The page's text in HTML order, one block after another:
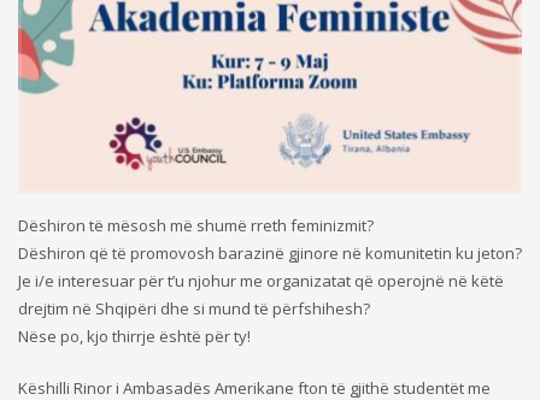
Dëshiron të mësosh më shumë rreth feminizmit?
Dëshiron që të promovosh barazinë gjinore në komunitetin ku jeton?
Je i/e interesuar për t’u njohur me organizatat që operojnë në këtë
drejtim në Shqipëri dhe si mund të përfshihesh?
Nëse po, kjo thirrje është për ty!
Këshilli Rinor i Ambasadës Amerikane fton të gjithë studentët me